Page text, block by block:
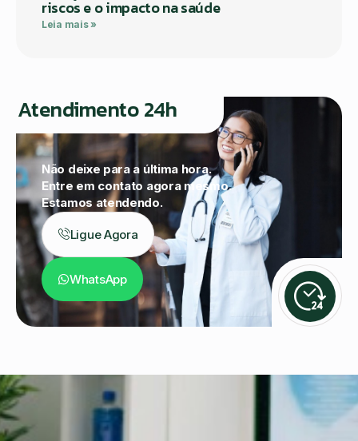
riscos e o impacto na saúde
Leia mais »
Atendimento 24h
Não deixe para a última hora.
Entre em contato agora mesmo.
Estamos atendendo.
Ligue Agora
WhatsApp